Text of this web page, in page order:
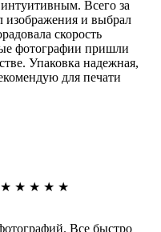
Всего за
изображения и выбрал
скорость
фотографии пришли
Упаковка надежная,
для печати
★ ★ ★ ★ ★
Все быстро